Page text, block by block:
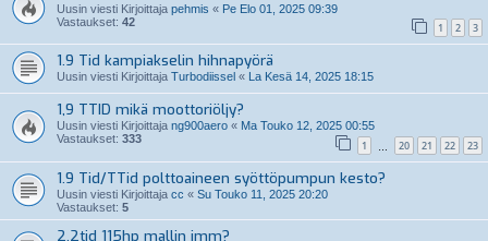
Uusin viesti Kirjoittaja pehmis « Pe Elo 01, 2025 09:39
Vastaukset: 42 1 2 3
1.9 Tid kampiakselin hihnapyörä
Uusin viesti Kirjoittaja Turbodiissel « La Kesä 14, 2025 18:15
1,9 TTID mikä moottoriöljy?
Uusin viesti Kirjoittaja ng900aero « Ma Touko 12, 2025 00:55
Vastaukset: 333 1 20 21 22 23
1.9 Tid/TTid polttoaineen syöttöpumpun kesto?
Uusin viesti Kirjoittaja cc « Su Touko 11, 2025 20:20
Vastaukset: 5
2.2tid 115hp mallin imm?